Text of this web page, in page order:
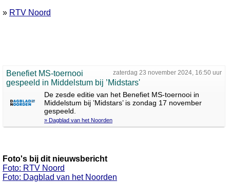
» RTV Noord
zaterdag 23 november 2024, 16:50 uur
Benefiet MS-toernooi
gespeeld in Middelstum bij ’Midstars'
De zesde editie van het Benefiet MS-toernooi in
Middelstum bij ’Midstars’ is zondag 17 november
gespeeld.
» Dagblad van het Noorden
Foto's bij dit nieuwsbericht
Foto: RTV Noord
Foto: Dagblad van het Noorden